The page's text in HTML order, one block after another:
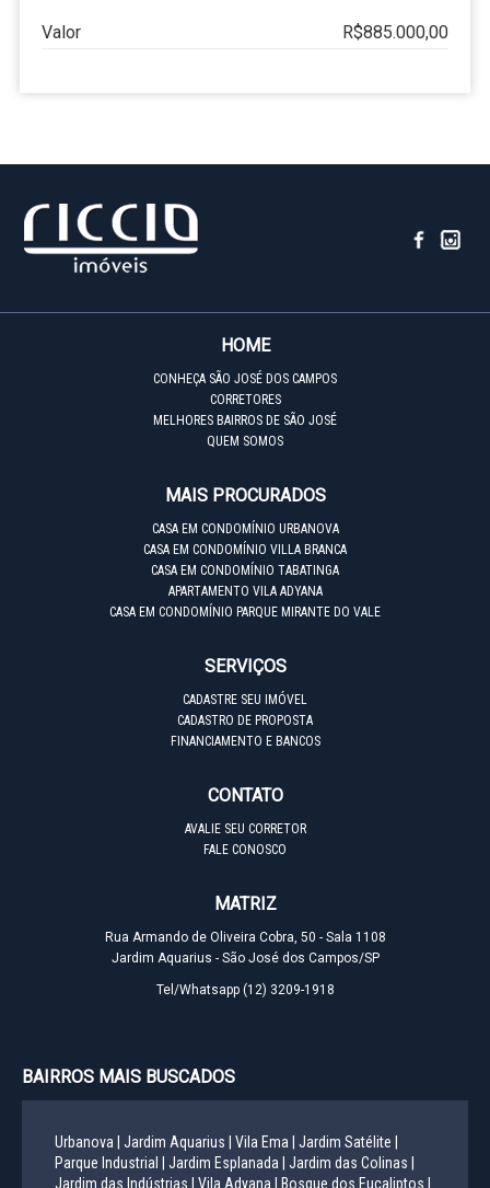
Valor R$885.000,00
HOME
CONHEÇA SÃO JOSÉ DOS CAMPOS
CORRETORES
MELHORES BAIRROS DE SÃO JOSÉ
QUEM SOMOS
MAIS PROCURADOS
CASA EM CONDOMÍNIO URBANOVA
CASA EM CONDOMÍNIO VILLA BRANCA
CASA EM CONDOMÍNIO TABATINGA
APARTAMENTO VILA ADYANA
CASA EM CONDOMÍNIO PARQUE MIRANTE DO VALE
SERVIÇOS
CADASTRE SEU IMÓVEL
CADASTRO DE PROPOSTA
FINANCIAMENTO E BANCOS
CONTATO
AVALIE SEU CORRETOR
FALE CONOSCO
MATRIZ
Rua Armando de Oliveira Cobra, 50 - Sala 1108
Jardim Aquarius - São José dos Campos/SP
Tel/Whatsapp (12) 3209-1918
BAIRROS MAIS BUSCADOS
Urbanova | Jardim Aquarius | Vila Ema |
Jardim Satélite |
Parque Industrial |
Jardim Esplanada |
Jardim das Colinas |
Jardim das Indústrias |
Vila Adyana | Bosque dos Eucaliptos |